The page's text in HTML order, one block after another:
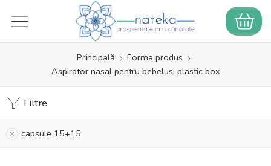
Principală
Forma produs
Aspirator nasal pentru bebelusi plastic box
Filtre
capsule 15+15